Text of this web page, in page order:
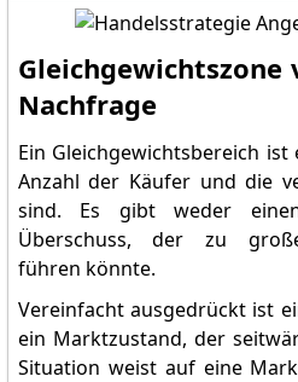
Gleichgewichtszone
Nachfrage
Ein Gleichgewichtsbereich
Anzahl der Käufer und die
sind. Es gibt weder
Überschuss, der zu
führen könnte.
Vereinfacht ausgedrückt ist
ein Marktzustand, der
Situation weist auf eine